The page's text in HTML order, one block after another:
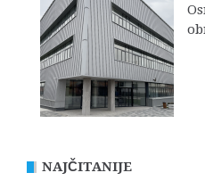
NAJČITANIJE